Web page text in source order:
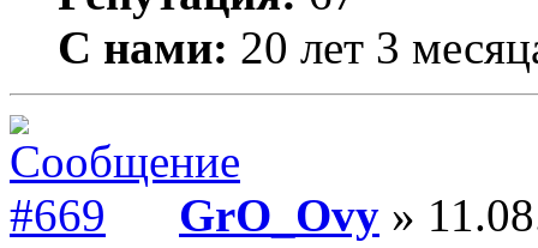
С нами: 20 лет 3
GrO_Ovy »